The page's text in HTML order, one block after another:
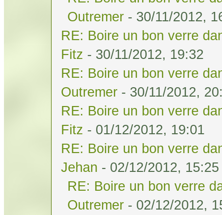
Outremer - 30/11/2012,
RE: Boire un bon verre
Fitz - 30/11/2012, 19:32
RE: Boire un bon verre
Outremer - 30/11/2012,
RE: Boire un bon verre
Fitz - 01/12/2012, 19:01
RE: Boire un bon verre
Jehan - 02/12/2012, 15:25
RE: Boire un bon verre
Outremer - 02/12/2012,